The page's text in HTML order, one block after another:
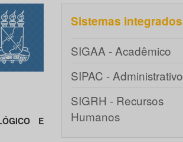
E
Sistemas integrados
SIGAA - Acadêmico
SIPAC - Administrativo
SIGRH - Recursos
Humanos